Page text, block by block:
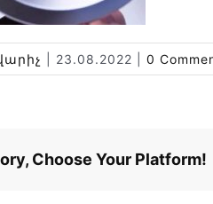
23.08.2022 0
Choose Your Platform!